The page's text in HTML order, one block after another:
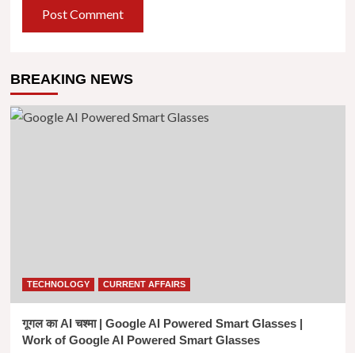
BREAKING NEWS
TECHNOLOGY CURRENT AFFAIRS
गूगल का AI चश्मा | Google AI Powered Smart Glasses |
Work of Google AI Powered Smart Glasses